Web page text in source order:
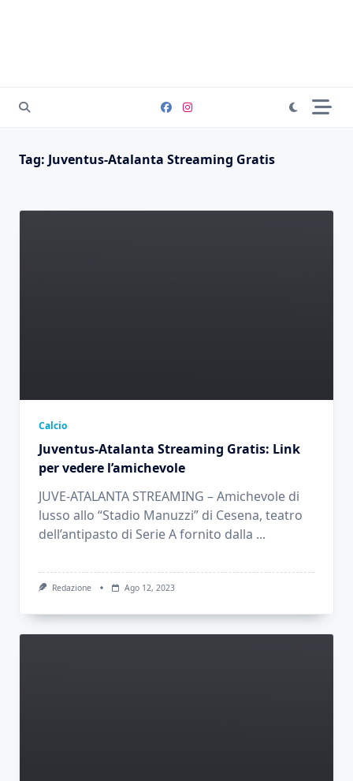
Tag: Juventus-Atalanta Streaming Gratis
Calcio
Juventus-Atalanta Streaming Gratis: Link
per vedere l’amichevole
JUVE-ATALANTA STREAMING – Amichevole di
lusso allo “Stadio Manuzzi” di Cesena, teatro
dell’antipasto di Serie A fornito dalla ...
Redazione Ago 12, 2023